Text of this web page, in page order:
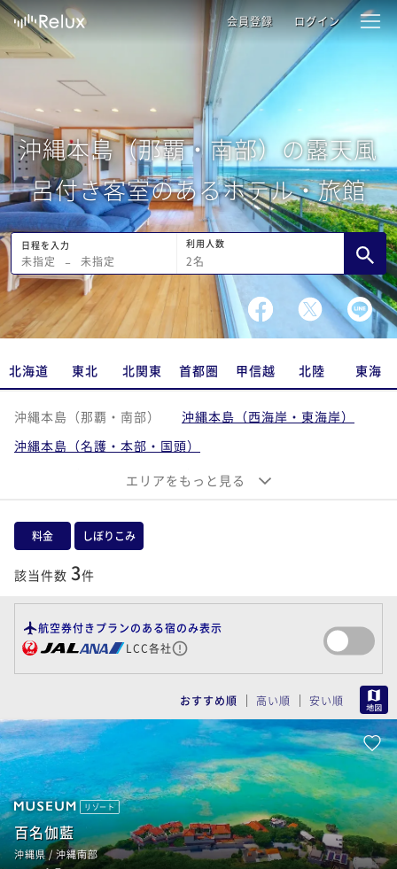
会員登録 ログイン
沖縄本島（那覇・南部）の露天風
呂付き客室のあるホテル・旅館
日程を入力
未指定 − 未指定
利用人数
2名
北海道 東北 北関東 首都圏 甲信越 北陸 東海
沖縄本島（那覇・南部）
沖縄本島（西海岸・東海岸）
沖縄本島（名護・本部・国頭）
沖縄離島（宮古島・伊良部島）
沖縄離島（久米島・慶良間諸島）
エリアをもっと見る
料金 しぼりこみ
該当件数 3件
航空券付きプランのある宿のみ表示
LCC各社
おすすめ順 高い順 安い順
リゾート
百名伽藍
沖縄県 / 沖縄南部